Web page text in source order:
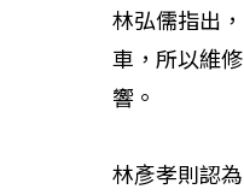
林弘儒指出
車，所以維
響。
林彥孝則認